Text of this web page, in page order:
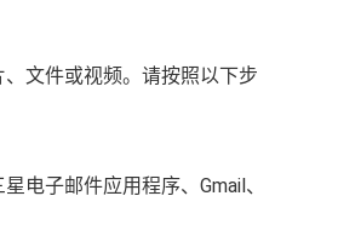
文件或视频。请按照以下步
电子邮件应用程序、Gmail、